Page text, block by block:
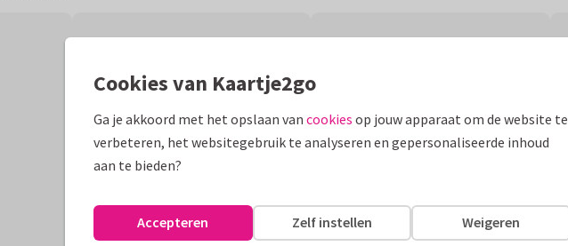
Cookies van Kaartje2go
Ga je akkoord met het opslaan van cookies op jouw apparaat om de website te
verbeteren, het websitegebruik te analyseren en gepersonaliseerde inhoud
aan te bieden?
Weigeren
Zelf instellen
Accepteren